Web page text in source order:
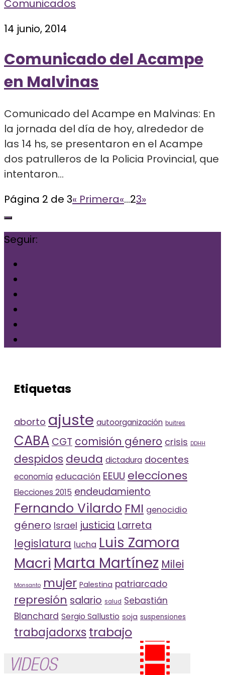
Comunicados
14 junio, 2014
Comunicado del Acampe
en Malvinas
Comunicado del Acampe en Malvinas: En
la jornada del día de hoy, alrededor de
las 14 hs, se presentaron en el Acampe
dos patrulleros de la Policia Provincial, que
intentaron...
Página 2 de 3« Primera«...23»
Seguir:
Etiquetas
aborto ajuste autoorganización buitres
CABA CGT comisión género crisis DDHH
despidos deuda dictadura docentes
economía educación EEUU elecciones
Elecciones 2015 endeudamiento
Fernando Vilardo FMI genocidio
género Israel justicia Larreta
legislatura lucha Luis Zamora
Macri Marta Martínez Milei
Monsanto mujer Palestina patriarcado
represión salario salud Sebastián
Blanchard Sergio Sallustio soja suspensiones
trabajadorxs trabajo